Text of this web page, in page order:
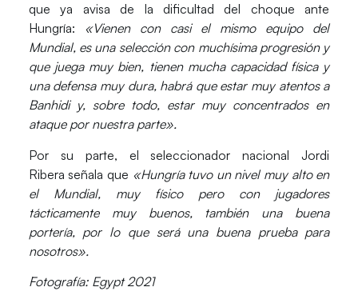
que ya avisa de la dificultad del choque ante
Hungría: «Vienen con casi el mismo equipo del
Mundial, es una selección con muchísima progresión y
que juega muy bien, tienen mucha capacidad física y
una defensa muy dura, habrá que estar muy atentos a
Banhidi y, sobre todo, estar muy concentrados en
ataque por nuestra parte».
Por su parte, el seleccionador nacionalJordi
Ribera señala que «Hungría tuvo un nivel muy alto en
el Mundial, muy físico pero con jugadores
tácticamente muy buenos, también una buena
portería, por lo que será una buena prueba para
nosotros».
Fotografía: Egypt 2021